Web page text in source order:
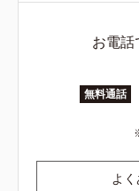
お電
無料通話
よ